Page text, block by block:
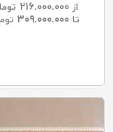
از ۲۱۶.۰۰۰.۰۰۰
تا